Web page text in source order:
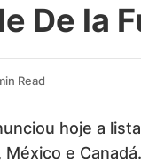
De la
Read
hoje a
e Canadá.